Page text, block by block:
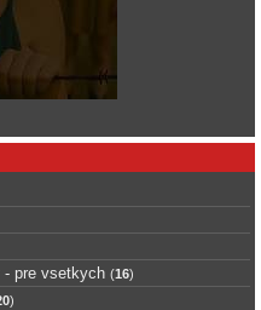
- pre vsetkych (16)
)